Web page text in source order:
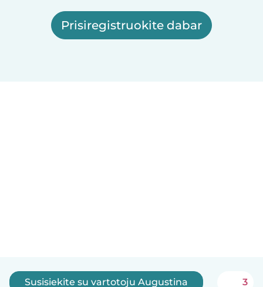
Prisiregistruokite dabar
Susisiekite su vartotoju Augustina 3